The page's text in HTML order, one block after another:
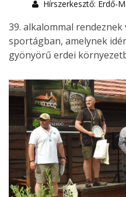
Hírszerkesztő: Erdő-
39. alkalommal
sportágban, amelynek
gyönyörű erdei